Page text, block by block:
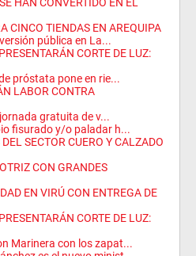
CINCO TIENDAS EN AREQUIPA
pública en La...
CORTE DE LUZ:
próstata pone en rie...
LABOR CONTRA
gratuita de v...
fisurado y/o paladar h...
SECTOR CUERO Y CALZADO
CON GRANDES
EN VIRÚ CON ENTREGA DE
CORTE DE LUZ:
Marinera con los zapat...